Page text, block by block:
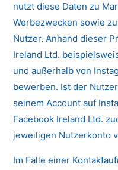
nutzt diese Daten zu
Werbezwecken sowie
Nutzer. Anhand dieser
Ireland Ltd.
und außerhalb von
bewerben. Ist der
seinem Account auf
Facebook Ireland Ltd.
jeweiligen Nutzerkonto
Im Falle einer